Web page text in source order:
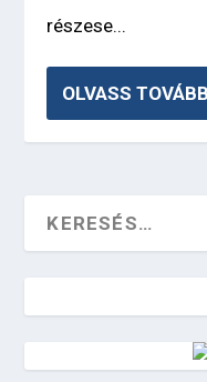
részese...
OLVASS TOVÁBB